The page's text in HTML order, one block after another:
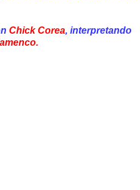
Chick Corea, interpretando